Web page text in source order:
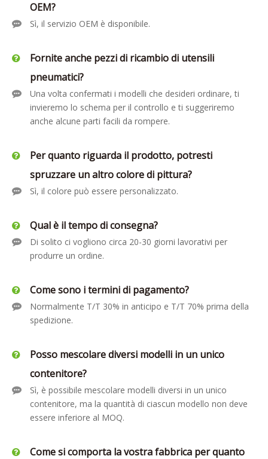
OEM?
Sì, il servizio OEM è disponibile.
Fornite anche pezzi di ricambio di utensili
pneumatici?
Una volta confermati i modelli che desideri ordinare, ti
invieremo lo schema per il controllo e ti suggeriremo
anche alcune parti facili da rompere.
Per quanto riguarda il prodotto, potresti
spruzzare un altro colore di pittura?
Sì, il colore può essere personalizzato.
Qual è il tempo di consegna?
Di solito ci vogliono circa 20-30 giorni lavorativi per
produrre un ordine.
Come sono i termini di pagamento?
Normalmente T/T 30% in anticipo e T/T 70% prima della
spedizione.
Posso mescolare diversi modelli in un unico
contenitore?
Sì, è possibile mescolare modelli diversi in un unico
contenitore, ma la quantità di ciascun modello non deve
essere inferiore al MOQ.
Come si comporta la vostra fabbrica per quanto